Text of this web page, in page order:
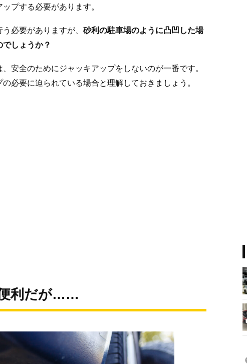
プする必要があります。
必要がありますが、 砂利の駐車場のように凸凹した場
しょうか？
安全のためにジャッキアップをしないのが一番です。
必要に迫られている場合と理解しておきましょう。
利だが……